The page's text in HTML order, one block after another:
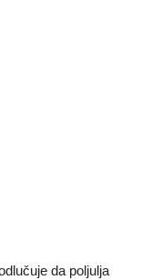
da poljulja